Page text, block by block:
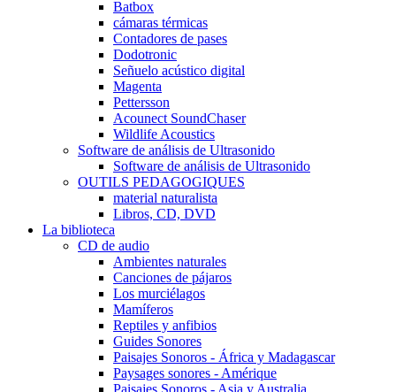
Batbox
cámaras térmicas
Contadores de pases
Dodotronic
Señuelo acústico digital
Magenta
Pettersson
Acounect SoundChaser
Wildlife Acoustics
Software de análisis de Ultrasonido
Software de análisis de Ultrasonido
OUTILS PEDAGOGIQUES
material naturalista
Libros, CD, DVD
La biblioteca
CD de audio
Ambientes naturales
Canciones de pájaros
Los murciélagos
Mamíferos
Reptiles y anfibios
Guides Sonores
Paisajes Sonoros - África y Madagascar
Paysages sonores - Amérique
Paisajes Sonoros - Asia y Australia